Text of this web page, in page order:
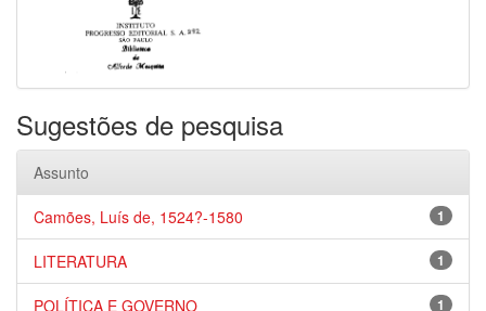
Sugestões de pesquisa
Assunto
1
Camões, Luís de, 1524?-1580
1
LITERATURA
1
POLÍTICA E GOVERNO